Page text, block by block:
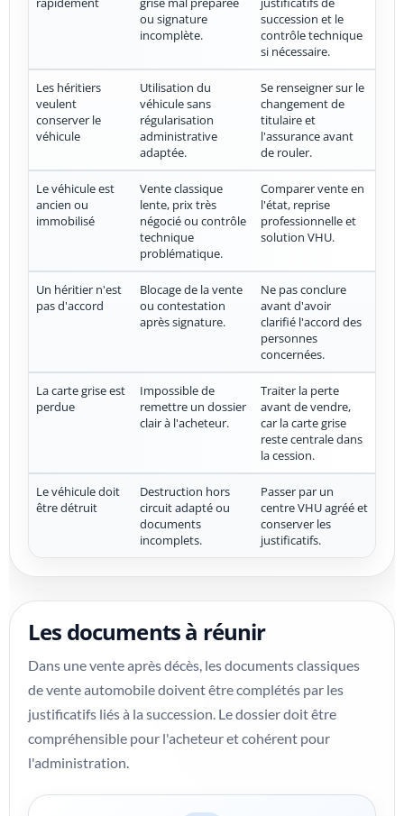
ou signature
incomplète.
succession et le
contrôle technique
si nécessaire.
Les héritiers
veulent
conserver le
véhicule
Utilisation du
véhicule sans
régularisation
administrative
adaptée.
Se renseigner sur le
changement de
titulaire et
l'assurance avant
de rouler.
Le véhicule est
ancien ou
immobilisé
Vente classique
lente, prix très
négocié ou contrôle
technique
problématique.
Comparer vente en
l'état, reprise
professionnelle et
solution VHU.
Un héritier n'est
pas d'accord
Blocage de la vente
ou contestation
après signature.
Ne pas conclure
avant d'avoir
clarifié l'accord des
personnes
concernées.
La carte grise est
perdue
Impossible de
remettre un dossier
clair à l'acheteur.
Traiter la perte
avant de vendre,
car la carte grise
reste centrale dans
la cession.
Le véhicule doit
être détruit
Destruction hors
circuit adapté ou
documents
incomplets.
Passer par un
centre VHU agréé et
conserver les
justificatifs.
Les documents à réunir
Dans une vente après décès, les documents classiques
de vente automobile doivent être complétés par les
justificatifs liés à la succession. Le dossier doit être
compréhensible pour l'acheteur et cohérent pour
l'administration.